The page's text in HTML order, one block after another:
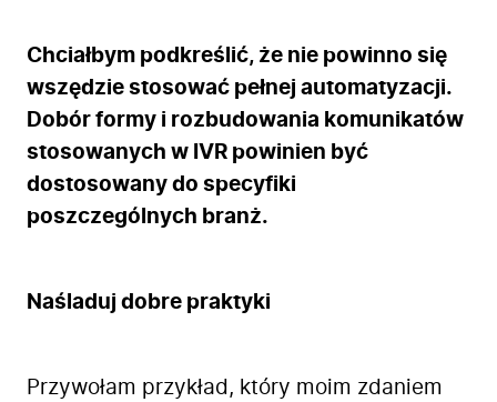
Chciałbym podkreślić, że nie powinno się
wszędzie stosować pełnej automatyzacji.
Dobór formy i rozbudowania komunikatów
stosowanych w IVR powinien być
dostosowany do specyfiki
poszczególnych branż.
Naśladuj dobre praktyki
Przywołam przykład, który moim zdaniem